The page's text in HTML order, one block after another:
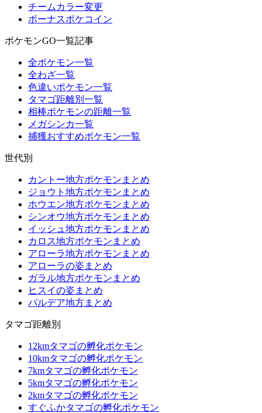
チームカラー変更
ボーナスポケコイン
ポケモンGO一覧記事
全ポケモン一覧
全わざ一覧
色違いポケモン一覧
タマゴ距離別一覧
相棒ポケモンの距離一覧
メガシンカ一覧
捕獲おすすめポケモン一覧
世代別
カントー地方ポケモンまとめ
ジョウト地方ポケモンまとめ
ホウエン地方ポケモンまとめ
シンオウ地方ポケモンまとめ
イッシュ地方ポケモンまとめ
カロス地方ポケモンまとめ
アローラ地方ポケモンまとめ
アローラの姿まとめ
ガラル地方ポケモンまとめ
ヒスイの姿まとめ
パルデア地方まとめ
タマゴ距離別
12kmタマゴの孵化ポケモン
10kmタマゴの孵化ポケモン
7kmタマゴの孵化ポケモン
5kmタマゴの孵化ポケモン
2kmタマゴの孵化ポケモン
すぐふかタマゴの孵化ポケモン